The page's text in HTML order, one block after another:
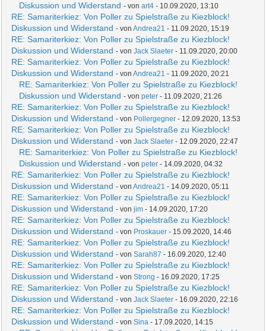
Diskussion und Widerstand - vonart4 - 10.09.2020, 13:10
RE: Samariterkiez: Von Poller zu Spielstraße zu Kiezblock!
Diskussion und Widerstand - vonAndrea21 - 11.09.2020, 15:19
RE: Samariterkiez: Von Poller zu Spielstraße zu Kiezblock!
Diskussion und Widerstand - vonJack Slaeter - 11.09.2020, 20:00
RE: Samariterkiez: Von Poller zu Spielstraße zu Kiezblock!
Diskussion und Widerstand - vonAndrea21 - 11.09.2020, 20:21
RE: Samariterkiez: Von Poller zu Spielstraße zu Kiezblock!
Diskussion und Widerstand - vonpeter - 11.09.2020, 21:26
RE: Samariterkiez: Von Poller zu Spielstraße zu Kiezblock!
Diskussion und Widerstand - von Pollergegner - 12.09.2020, 13:53
RE: Samariterkiez: Von Poller zu Spielstraße zu Kiezblock!
Diskussion und Widerstand - vonJack Slaeter - 12.09.2020, 22:47
RE: Samariterkiez: Von Poller zu Spielstraße zu Kiezblock!
Diskussion und Widerstand - vonpeter - 14.09.2020, 04:32
RE: Samariterkiez: Von Poller zu Spielstraße zu Kiezblock!
Diskussion und Widerstand - vonAndrea21 - 14.09.2020, 05:11
RE: Samariterkiez: Von Poller zu Spielstraße zu Kiezblock!
Diskussion und Widerstand - vonjim - 14.09.2020, 17:20
RE: Samariterkiez: Von Poller zu Spielstraße zu Kiezblock!
Diskussion und Widerstand - von Proskauer - 15.09.2020, 14:46
RE: Samariterkiez: Von Poller zu Spielstraße zu Kiezblock!
Diskussion und Widerstand - vonSarah87 - 16.09.2020, 12:40
RE: Samariterkiez: Von Poller zu Spielstraße zu Kiezblock!
Diskussion und Widerstand - vonStrong - 16.09.2020, 17:25
RE: Samariterkiez: Von Poller zu Spielstraße zu Kiezblock!
Diskussion und Widerstand - vonJack Slaeter - 16.09.2020, 22:16
RE: Samariterkiez: Von Poller zu Spielstraße zu Kiezblock!
Diskussion und Widerstand - vonSina - 17.09.2020, 14:15